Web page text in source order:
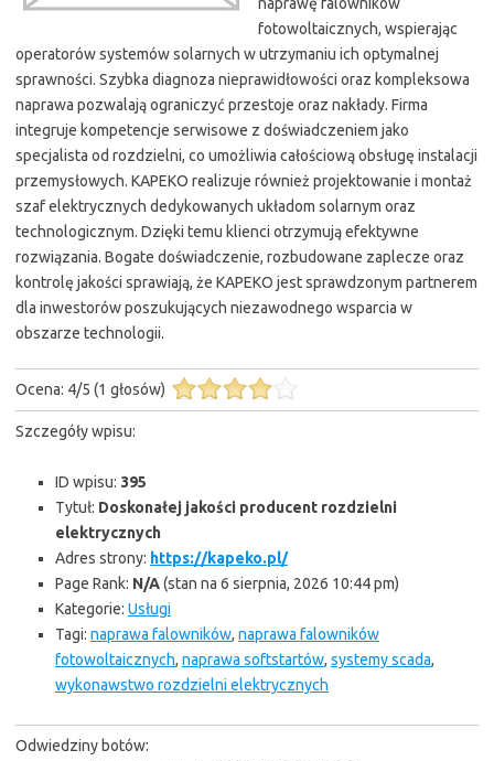
fotowoltaicznych, wspierając
operatorów systemów solarnych w utrzymaniu ich optymalnej
sprawności. Szybka diagnoza nieprawidłowości oraz kompleksowa
naprawa pozwalają ograniczyć przestoje oraz nakłady. Firma
integruje kompetencje serwisowe z doświadczeniem jako
specjalista od rozdzielni, co umożliwia całościową obsługę instalacji
przemysłowych. KAPEKO realizuje również projektowanie i montaż
szaf elektrycznych dedykowanych układom solarnym oraz
technologicznym. Dzięki temu klienci otrzymują efektywne
rozwiązania. Bogate doświadczenie, rozbudowane zaplecze oraz
kontrolę jakości sprawiają, że KAPEKO jest sprawdzonym partnerem
dla inwestorów poszukujących niezawodnego wsparcia w
obszarze technologii.
Ocena: 4/5 (1 głosów)
Szczegóły wpisu:
ID wpisu: 395
Tytuł: Doskonałej jakości producent rozdzielni
elektrycznych
Adres strony: https://kapeko.pl/
Page Rank: N/A(stan na 6 sierpnia, 2026 10:44 pm)
Kategorie: Usługi
Tagi: naprawa falowników, naprawa falowników
fotowoltaicznych, naprawa softstartów, systemy scada,
wykonawstwo rozdzielni elektrycznych
Odwiedziny botów: